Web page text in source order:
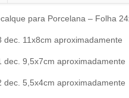
para Porcelana – Folha
dec. 11x8cm aproximadamente
dec. 9,5x7cm aproximadamente
dec. 5,5x4cm aproximadamente